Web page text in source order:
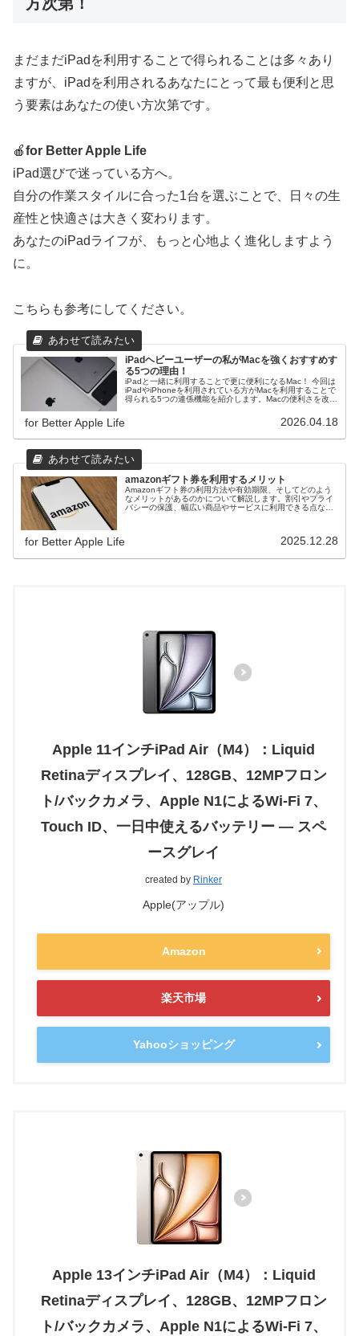
まだまだiPadを利用することで得られることは多々あり
ますが、iPadを利用されるあなたにとって最も便利と思
う要素はあなたの使い方次第です。
🍎for Better Apple Life
iPad選びで迷っている方へ。
自分の作業スタイルに合った1台を選ぶことで、日々の生
産性と快適さは大きく変わります。
あなたのiPadライフが、もっと心地よく進化しますよう
に。
こちらも参考にしてください。
iPadヘビーユーザーの私がMacを強くおすすめす
る5つの理由！
iPadと一緒に利用することで更に便利になるMac！ 今回は
iPadやiPhoneを利用されている方がMacを利用することで
得られる5つの連係機能を紹介します。Macの便利さを改め
for Better Apple Life 2026.04.18
amazonギフト券を利用するメリット
Amazonギフト券の利用方法や有効期限、そしてどのよう
なメリットがあるのかについて解説します。割引やプライ
バシーの保護、幅広い商品やサービスに利用できる点な
for Better Apple Life 2025.12.28
Apple 11インチiPad Air（M4）：Liquid
Retinaディスプレイ、128GB、12MPフロン
ト/バックカメラ、Apple N1によるWi-Fi 7、
Touch ID、一日中使えるバッテリー — スペ
ースグレイ
created by Rinker
Apple(アップル)
Amazon
楽天市場
Yahooショッピング
Apple 13インチiPad Air（M4）：Liquid
Retinaディスプレイ、128GB、12MPフロン
ト/バックカメラ、Apple N1によるWi-Fi 7、